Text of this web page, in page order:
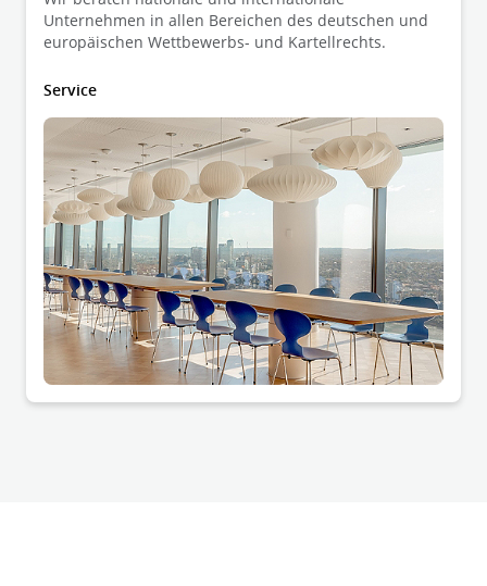
Unternehmen in allen Bereichen des deutschen und
europäischen Wettbewerbs- und Kartellrechts.
Service